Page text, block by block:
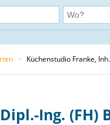
> Küchenstudio Franke,
Ing. (FH)